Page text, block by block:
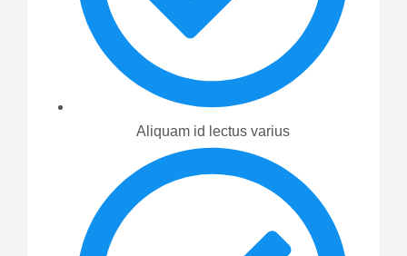
Aliquam id lectus varius